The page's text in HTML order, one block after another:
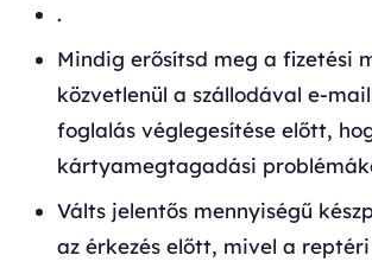
.
Mindig erősítsd meg a fizetési
közvetlenül a szállodával e-
foglalás véglegesítése előtt,
kártyamegtagadási
Válts jelentős mennyiségű
az érkezés előtt, mivel a reptéri